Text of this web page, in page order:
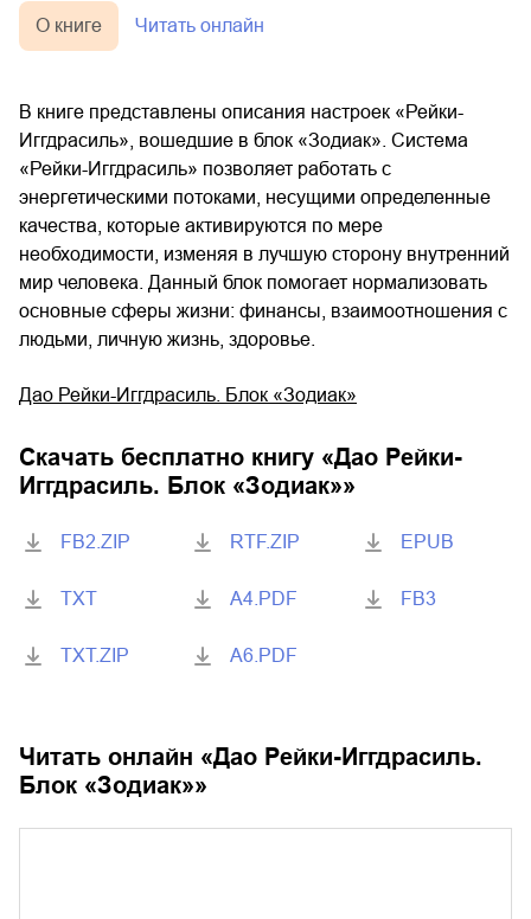
О книге Читать онлайн
В книге представлены описания настроек «Рейки-
Иггдрасиль», вошедшие в блок «Зодиак». Система
«Рейки-Иггдрасиль» позволяет работать с
энергетическими потоками, несущими определенные
качества, которые активируются по мере
необходимости, изменяя в лучшую сторону внутренний
мир человека. Данный блок помогает нормализовать
основные сферы жизни: финансы, взаимоотношения с
людьми, личную жизнь, здоровье.
Дао Рейки-Иггдрасиль. Блок «Зодиак»
Скачать бесплатно книгу «Дао Рейки-
Иггдрасиль. Блок «Зодиак»»
FB2.ZIP
TXT
TXT.ZIP
RTF.ZIP
A4.PDF
A6.PDF
EPUB
FB3
Читать онлайн «Дао Рейки-Иггдрасиль.
Блок «Зодиак»»